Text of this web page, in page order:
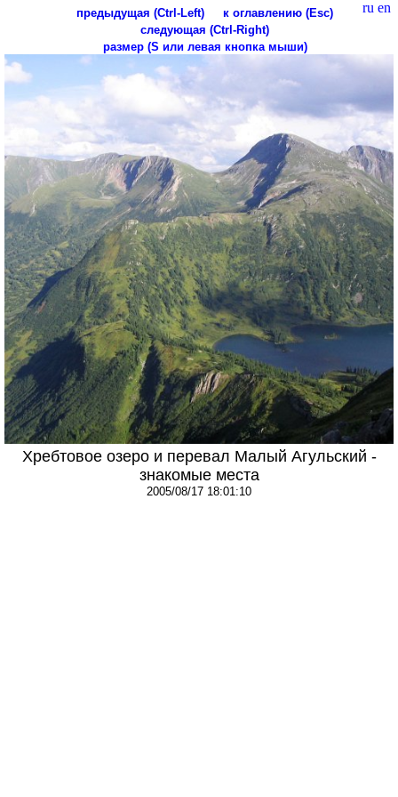
ru en
предыдущая (Ctrl-Left)
к оглавлению (Esc)
следующая (Ctrl-Right)
размер (S или левая кнопка мыши)
Хребтовое озеро и перевал Малый Агульский -
знакомые места
2005/08/17 18:01:10